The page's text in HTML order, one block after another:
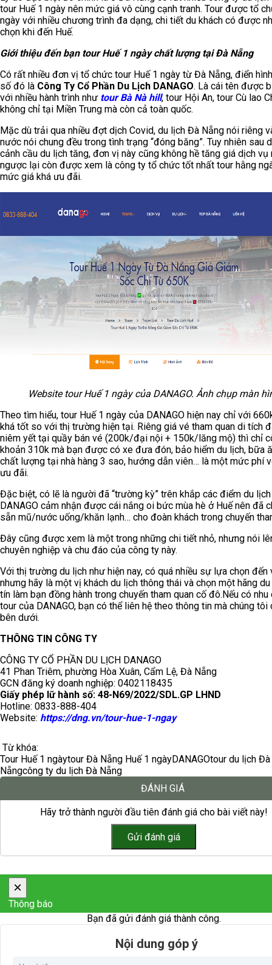
tour Huế 1 ngày nên mức giá vô cùng cạnh tranh. Tour được tổ
ngày với nhiều chương trình đa dạng, chi tiết du khách có được
chọn khi đến Huế.
Giới thiệu đến bạn tour Huế 1 ngày chất lượng tại Đà Nẵng
Có rất nhiều đơn vị tổ chức tour Huế 1 ngày từ Đà Nẵng, điển
số đó là Công Ty Cổ Phần Du Lịch DANAGO. Là cái tên được
với nhiều hành trình như tour Bà Nà hill, tour Hội An, tour Cù lao
không chỉ tại Miền Trung mà còn cả toàn quốc.
Mặc dù trải qua nhiều đợt dịch Covid, du lịch Đà Nẵng nói riêng
nước nói chung đều trong tình trạng “đóng băng”. Tuy nhiên sau
cảnh cầu du lịch tăng, đơn vị này cũng không hề tăng giá dịch vụ
ngược lại còn được xem là công ty tổ chức tốt nhất tour hằng
mức giá khá ưu đãi.
Website tour Huế 1 ngày của DANAGO. Ảnh chụp màn
Theo tìm hiểu, tour Huế 1 ngày của DANAGO hiện nay chỉ với
khá tốt so với thị trường hiện tại. Riêng giá vé tham quan di tích
niêm yết tại quầy bán vé (200k/đại nội + 150k/lăng mộ) thì chỉ
khoản 310k mà bạn được có xe đưa đón, bảo hiểm du lịch, bữa
chất lượng tại nhà hàng 3 sao, hướng dẫn viên… là một mức phí
ưu đãi.
Đặc biệt, có lẽ là người đã “trường kỳ” trên khắp các điểm du
DANAGO cảm nhận được cái nắng oi bức mùa hè ở Huế nên đã
sẵn mũ/nước uống/khăn lạnh… cho đoàn khách trong chuyến
Đây cũng được xem là một trong những chi tiết nhỏ, nhưng nói
chuyên nghiệp và chu đáo của công ty này.
Với thị trường du lịch như hiện nay, có quá nhiều sự lựa chọn đến
nhưng hãy là một vị khách du lịch thông thái và chọn một hãng
tín làm bạn đồng hành trong chuyến tham quan cố đô.Nếu có
tour của DANAGO, bạn có thể liên hệ theo thông tin mà chúng tôi
bên dưới.
THÔNG TIN CÔNG TY
CÔNG TY CỔ PHẦN DU LỊCH DANAGO
41 Phan Triêm, phường Hòa Xuân, Cẩm Lệ, Đà Nẵng
GCN đăng ký doanh nghiệp: 0402118435
Giấy phép lữ hành số: 48-N69/2022/SDL.GP LHND
Hotline: 0833-888-404
Website: https://dng.vn/tour-hue-1-ngay
Từ khóa:
Tour Huế 1 ngàytour Đà Nẵng Huế 1 ngàyDANAGOtour du lịch Đà
Nẵngcông ty du lịch Đà Nẵng
ĐÁNH GIÁ
Hãy trở thành người đầu tiên đánh giá cho bài viết này!
×
Thông báo
Bạn đã gửi đánh giá thành công.
Nội dung góp ý